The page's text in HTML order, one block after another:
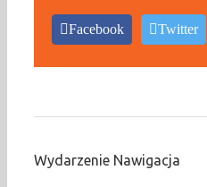
Facebook Twitter
Wydarzenie Nawigacja